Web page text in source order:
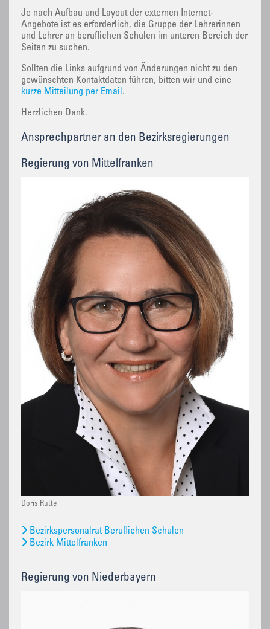
Je nach Aufbau und Layout der externen Internet-
Angebote ist es erforderlich, die Gruppe der Lehrerinnen
und Lehrer an beruflichen Schulen im unteren Bereich der
Seiten zu suchen.
Sollten die Links aufgrund von Änderungen nicht zu den
gewünschten Kontaktdaten führen, bitten wir und eine
kurze Mitteilung per Email.
Herzlichen Dank.
Ansprechpartner an den Bezirksregierungen
Regierung von Mittelfranken
Doris Rutte
Bezirkspersonalrat Beruflichen Schulen
Bezirk Mittelfranken
Regierung von Niederbayern